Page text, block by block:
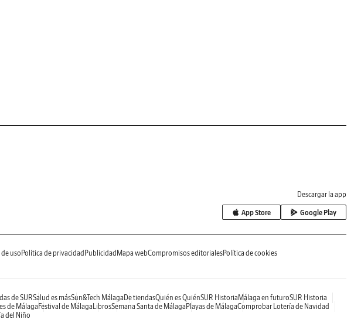
Descargar la app
App Store Google Play
usoPolítica de privacidad Publicidad Mapa webCompromisos editorialesPolítica de cookies
de SURSalud es másSun&Tech Málaga De tiendasQuién es QuiénSUR Historia Málaga en futuroSUR Historia
de MálagaFestival de Málaga LibrosSemana Santa de Málaga Playas de MálagaComprobar Lotería de Navidad
del Niño